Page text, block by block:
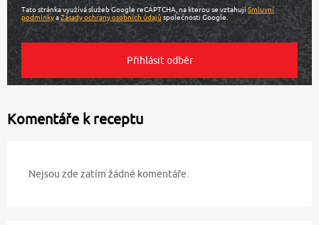
Tato stránka využívá služeb Google reCAPTCHA, na kterou se vztahujíSmluvní
podmínkyaZásady ochrany osobních údajů společnosti Google.
Komentáře k receptu
Nejsou zde zatím žádné komentáře.